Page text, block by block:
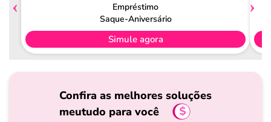
Empréstimo
Saque-Aniversário
Simule agora
Confira as melhores soluções
meutudo para você